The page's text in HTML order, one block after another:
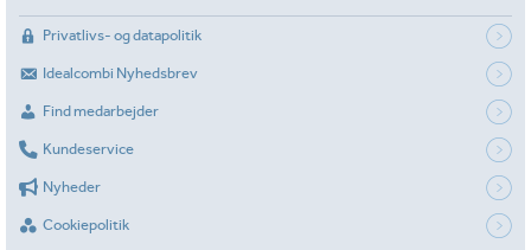
Privatlivs- og datapolitik
Idealcombi Nyhedsbrev
Find medarbejder
Kundeservice
Nyheder
Cookiepolitik